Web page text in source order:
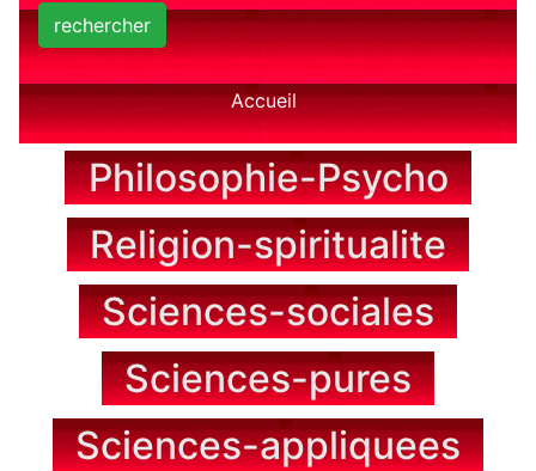
rechercher
Accueil
Philosophie-Psycho
Religion-spiritualite
Sciences-sociales
Sciences-pures
Sciences-appliquees